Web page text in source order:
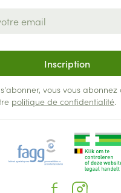
Inscription
vous vous
politique de confidentialité.